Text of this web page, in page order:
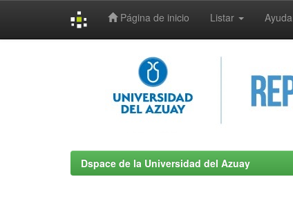
Página de inicio Listar Ayuda
Dspace de la Universidad del Azuay